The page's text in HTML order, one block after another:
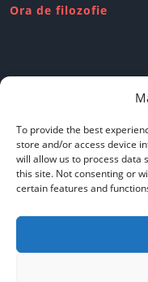
To provide the best
store and/or access device
will allow us to process data
this site. Not consenting or
certain features and
Ora de filozofie
Politica de
Cookie policy